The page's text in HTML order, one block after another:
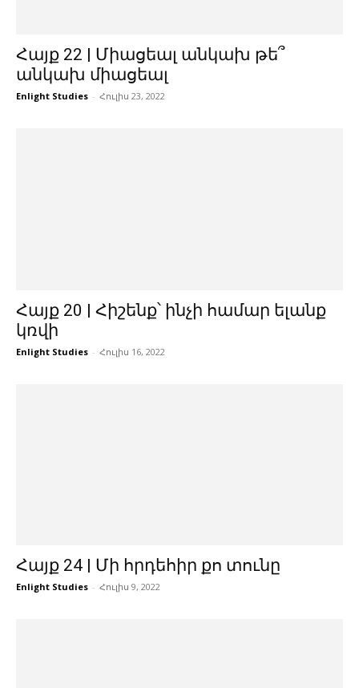
Հայք 22 | Միացեալ անկախ թե՞
անկախ միացեալ
Enlight Studies - Հուլիս 23, 2022
Հայք 20 | Հիշենք՝ ինչի համար ելանք
կռվի
Enlight Studies - Հուլիս 16, 2022
Հայք 24 | Մի հրդեհիր քո տունը
Enlight Studies - Հուլիս 9, 2022